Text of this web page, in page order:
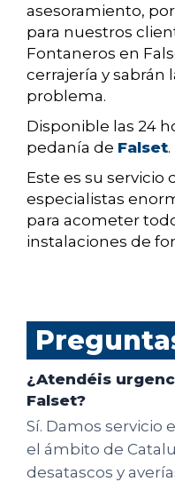
asesoramiento,
para nuestros
Fontaneros en
cerrajería y sabrán
problema.
Disponible las 24
pedanía de Falset.
Este es su servicio
especialistas
para acometer
instalaciones de
¿Atendéis
Falset?
Sí. Damos servicio
el ámbito de
desatascos y